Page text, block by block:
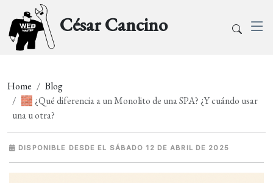
César Cancino
Home
Blog
🧱 ¿Qué diferencia a un Monolito de una SPA? ¿Y cuándo usar
una u otra?
DISPONIBLE DESDE EL SÁBADO 12 DE ABRIL DE 2025